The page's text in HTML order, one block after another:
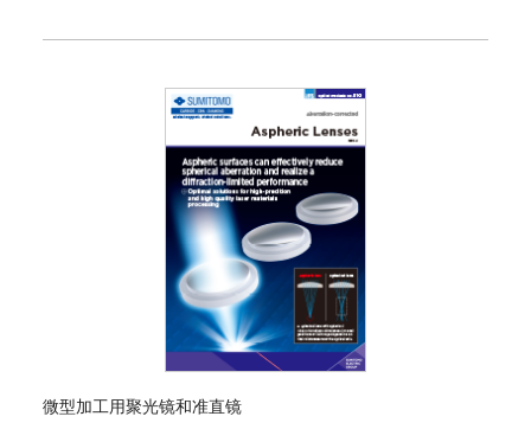
微型加工用聚光镜和准直镜